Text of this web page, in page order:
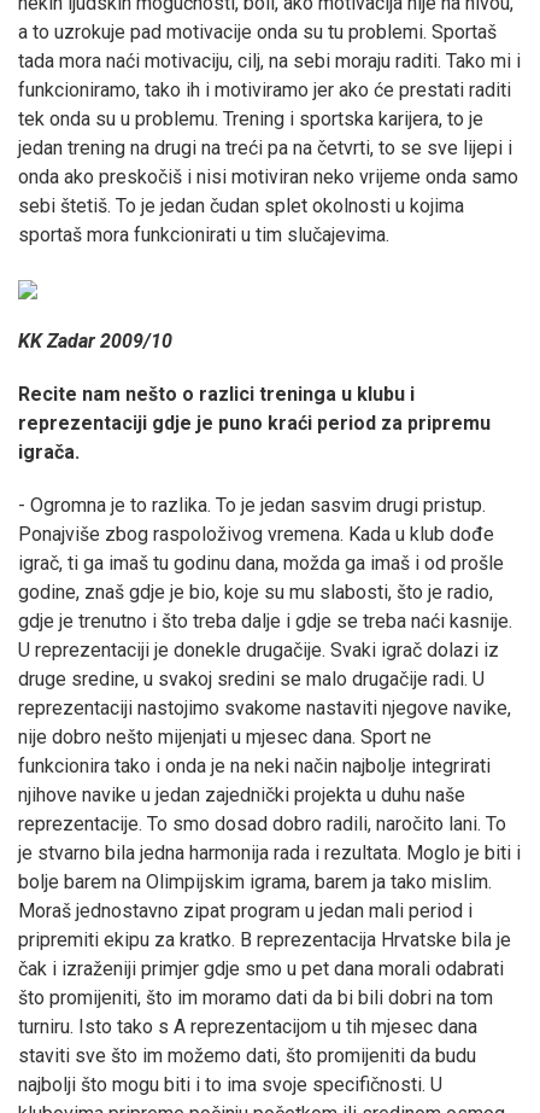
a to uzrokuje pad motivacije onda su tu problemi. Sportaš
tada mora naći motivaciju, cilj, na sebi moraju raditi. Tako mi i
funkcioniramo, tako ih i motiviramo jer ako će prestati raditi
tek onda su u problemu. Trening i sportska karijera, to je
jedan trening na drugi na treći pa na četvrti, to se sve lijepi i
onda ako preskočiš i nisi motiviran neko vrijeme onda samo
sebi štetiš. To je jedan čudan splet okolnosti u kojima
sportaš mora funkcionirati u tim slučajevima.
KK Zadar 2009/10
Recite nam nešto o razlici treninga u klubu i
reprezentaciji gdje je puno kraći period za pripremu
igrača.
- Ogromna je to razlika. To je jedan sasvim drugi pristup.
Ponajviše zbog raspoloživog vremena. Kada u klub dođe
igrač, ti ga imaš tu godinu dana, možda ga imaš i od prošle
godine, znaš gdje je bio, koje su mu slabosti, što je radio,
gdje je trenutno i što treba dalje i gdje se treba naći kasnije.
U reprezentaciji je donekle drugačije. Svaki igrač dolazi iz
druge sredine, u svakoj sredini se malo drugačije radi. U
reprezentaciji nastojimo svakome nastaviti njegove navike,
nije dobro nešto mijenjati u mjesec dana. Sport ne
funkcionira tako i onda je na neki način najbolje integrirati
njihove navike u jedan zajednički projekta u duhu naše
reprezentacije. To smo dosad dobro radili, naročito lani. To
je stvarno bila jedna harmonija rada i rezultata. Moglo je biti i
bolje barem na Olimpijskim igrama, barem ja tako mislim.
Moraš jednostavno zipat program u jedan mali period i
pripremiti ekipu za kratko. B reprezentacija Hrvatske bila je
čak i izraženiji primjer gdje smo u pet dana morali odabrati
što promijeniti, što im moramo dati da bi bili dobri na tom
turniru. Isto tako s A reprezentacijom u tih mjesec dana
staviti sve što im možemo dati, što promijeniti da budu
najbolji što mogu biti i to ima svoje specifičnosti. U